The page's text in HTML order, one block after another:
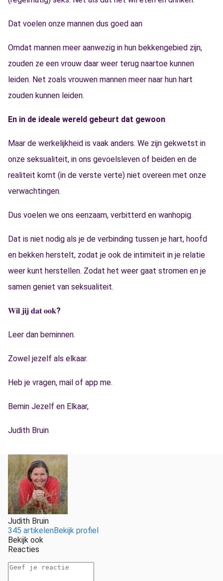
Dat voelen onze mannen dus goed aan
Omdat mannen meer aanwezig in hun bekkengebied zijn,
zouden ze een vrouw daar weer terug naartoe kunnen
leiden. Net zoals vrouwen mannen meer naar hun hart
zouden kunnen leiden.
En in de ideale wereld gebeurt dat gewoon
Maar de werkelijkheid is vaak anders. We zijn gekwetst in
onze seksualiteit, in ons gevoelsleven of beiden en de
realiteit komt (in de verste verte) niet overeen met onze
verwachtingen.
Dus voelen we ons eenzaam, verbitterd en wanhopig.
Dat is niet nodig als je de verbinding tussen je hart, hoofd
en bekken herstelt, zodat je ook de intimiteit in je relatie
weer kunt herstellen. Zodat het weer gaat stromen en je
samen geniet van seksualiteit.
𝐖𝐢𝐥 𝐣𝐢𝐣 𝐝𝐚𝐭 𝐨𝐨𝐤?
Leer dan beminnen.
Zowel jezelf als elkaar.
Heb je vragen, mail of app me.
Bemin Jezelf en Elkaar,
Judith Bruin
Judith Bruin
345 artikelenBekijk profiel
Bekijk ook
Reacties